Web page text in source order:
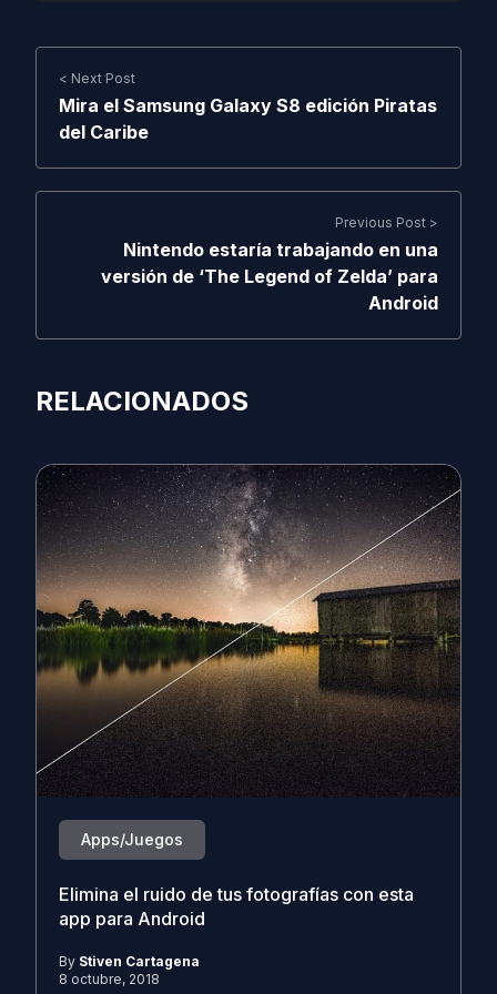
< Next Post
Mira el Samsung Galaxy S8 edición Piratas
del Caribe
Previous Post >
Nintendo estaría trabajando en una
versión de ‘The Legend of Zelda’ para
Android
RELACIONADOS
Apps/Juegos
Elimina el ruido de tus fotografías con esta
app para Android
By Stiven Cartagena
8 octubre, 2018